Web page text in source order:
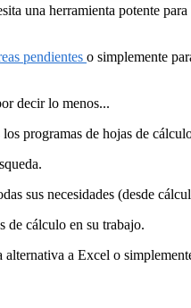
una herramienta potente
pendientes o simplemente
decir lo menos...
programas de hojas de
sus necesidades (desde
de cálculo en su trabajo.
a Excel o